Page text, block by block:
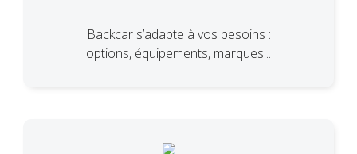
Backcar s’adapte à vos besoins :
options, équipements, marques...